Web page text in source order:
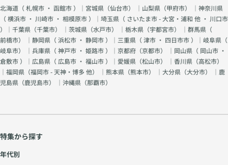
北海道（札幌市 ・ 函館市）｜宮城県（仙台市） ｜山梨県（甲府市） ｜神奈川県
（横浜市 ・ 川崎市 ・ 相模原市）｜埼玉県（ さいたま市 - 大宮・浦和 他 ・ 川口市
）｜千葉県（千葉市） ｜茨城県（水戸市） ｜栃木県（宇都宮市） ｜群馬県（
前橋市） ｜静岡県（浜松市 ・ 静岡市）｜三重県（津市 ・ 四日市市）｜岐阜県（
岐阜市） ｜兵庫県（神戸市 ・ 姫路市）｜京都府（京都市） ｜岡山県（ 岡山市 ・
倉敷市）｜広島県（ 広島市 ・ 福山市）｜愛媛県（松山市） ｜香川県（高松市）
｜福岡県（福岡市 - 天神・博多 他） ｜熊本県（熊本市） ｜大分県（大分市） ｜鹿
児島県（鹿児島市） ｜沖縄県（那覇市）
特集から探す
年代別